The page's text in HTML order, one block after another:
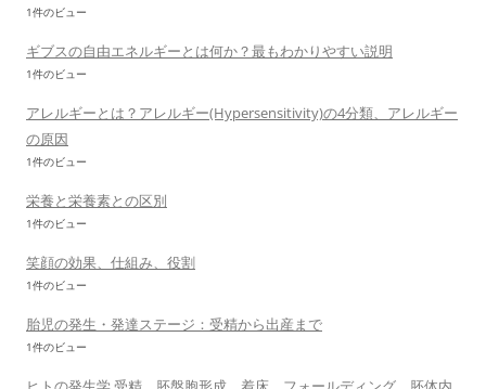
1件のビュー
ギブスの自由エネルギーとは何か？最もわかりやすい説明
1件のビュー
アレルギーとは？アレルギー(Hypersensitivity)の4分類、アレルギー
の原因
1件のビュー
栄養と栄養素との区別
1件のビュー
笑顔の効果、仕組み、役割
1件のビュー
胎児の発生・発達ステージ：受精から出産まで
1件のビュー